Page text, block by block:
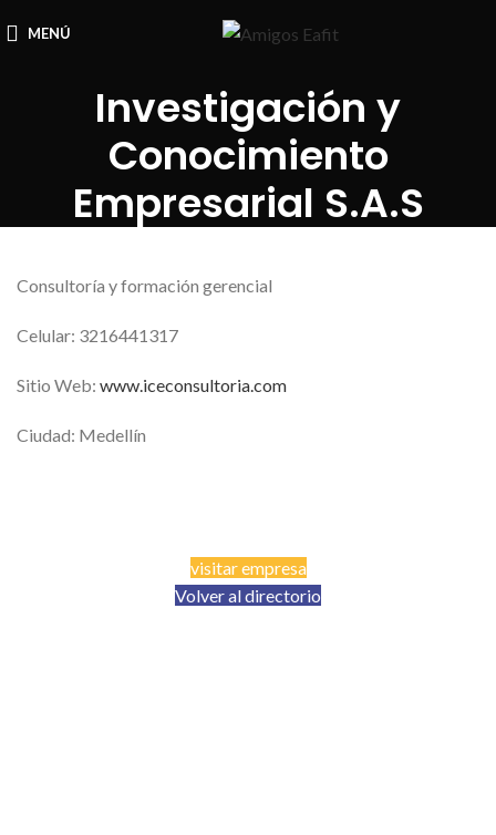
MENÚ
Investigación y
Conocimiento
Empresarial S.A.S
Consultoría y formación gerencial
Celular: 3216441317
Sitio Web: www.iceconsultoria.com
Ciudad: Medellín
visitar empresa
Volver al directorio